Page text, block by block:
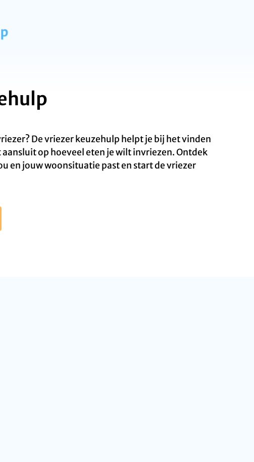
De vriezer keuzehulp helpt je bij het vinden
op hoeveel eten je wilt invriezen. Ontdek
en jouw woonsituatie past en start de vriezer